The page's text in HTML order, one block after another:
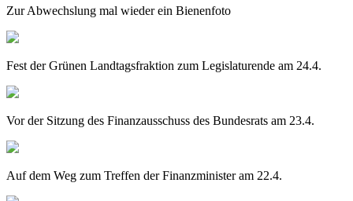
Zur Abwechslung mal wieder ein Bienenfoto
Fest der Grünen Landtagsfraktion zum Legislaturende am 24.4.
Vor der Sitzung des Finanzausschuss des Bundesrats am 23.4.
Auf dem Weg zum Treffen der Finanzminister am 22.4.